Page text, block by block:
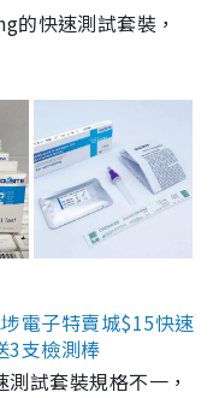
的快速測試套裝，
電子特賣城$15快速
3支檢測棒
試套裝規格不一，